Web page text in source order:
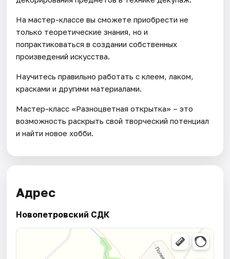
На мастер-классе вы сможете приобрести не
только теоретические знания, но и
попрактиковаться в создании собственных
произведений искусства.
Научитесь правильно работать с клеем, лаком,
красками и другими материалами.
Мастер-класс «Разноцветная открытка» – это
возможность раскрыть свой творческий потенциал
и найти новое хобби.
Адрес
Новопетровский СДК